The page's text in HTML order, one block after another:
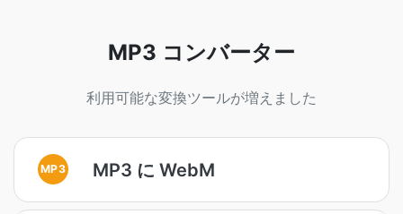
MP3 コンバーター
利用可能な変換ツールが増えました
MP3 MP3 に WebM